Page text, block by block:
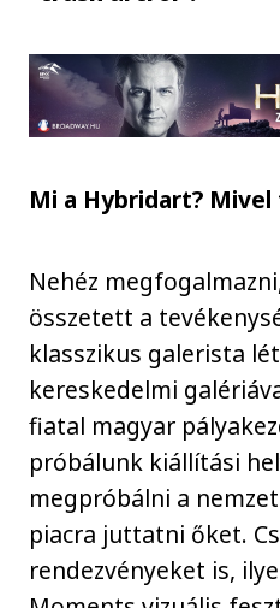
Mi a Hybridart?
Nehéz
összetett a
klasszikus galerista
kereskedelmi
fiatal magyar
próbálunk kiállítási
megpróbálni a
piacra juttatni őket.
rendezvényeket is,